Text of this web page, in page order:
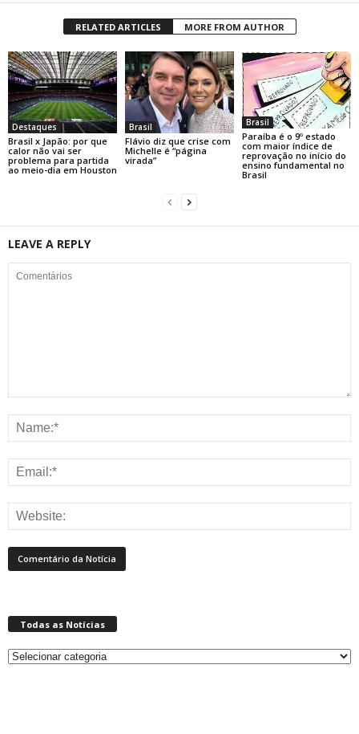
RELATED ARTICLES MORE FROM AUTHOR
Destaques
Brasil x Japão: por que
calor não vai ser
problema para partida
ao meio-dia em Houston
Brasil
Flávio diz que crise com
Michelle é “página
virada”
Brasil
Paraíba é o 9º estado
com maior índice de
reprovação no início do
ensino fundamental no
Brasil
LEAVE A REPLY
Todas as Notícias
Todas